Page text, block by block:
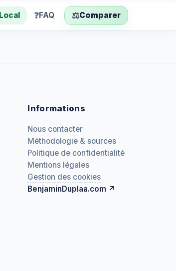
Local ❓FAQ ⚖️Comparer
Informations
Nous contacter
Méthodologie & sources
Politique de confidentialité
Mentions légales
Gestion des cookies
BenjaminDuplaa.com ↗